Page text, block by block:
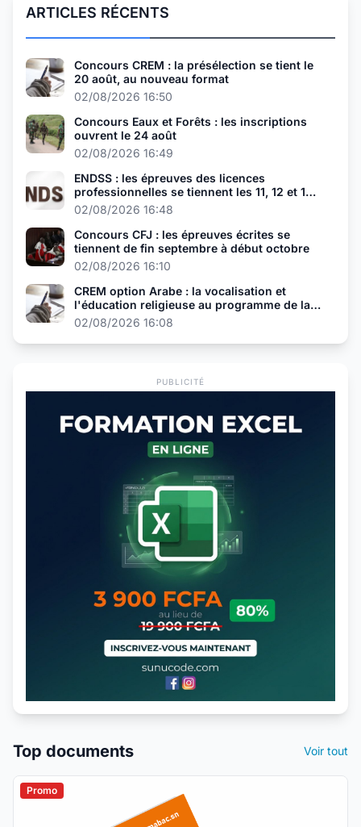
ARTICLES RÉCENTS
Concours CREM : la présélection se tient le
20 août, au nouveau format
02/08/2026 16:50
Concours Eaux et Forêts : les inscriptions
ouvrent le 24 août
02/08/2026 16:49
ENDSS : les épreuves des licences
professionnelles se tiennent les 11, 12 et 13
août
02/08/2026 16:48
Concours CFJ : les épreuves écrites se
tiennent de fin septembre à début octobre
02/08/2026 16:10
CREM option Arabe : la vocalisation et
l'éducation religieuse au programme de la
présélection
02/08/2026 16:08
PUBLICITÉ
Top documents Voir tout
Promo